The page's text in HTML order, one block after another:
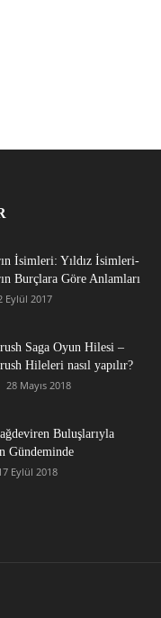
İsimleri: Yıldız İsimleri-
Burçlara Göre Anlamları
Eylül 2017
Saga Oyun Hilesi –
Hileleri nasıl yapılır?
28 Mayıs 2018
Buluşlarıyla
Gündeminde
Eylül 2018